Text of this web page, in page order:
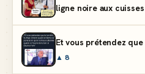
ligne noire aux cuisses
Et vous prétendez
▲ 8